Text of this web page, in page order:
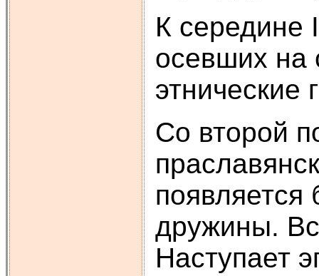
К середине
осевших на
этнические
Со второй
дружины.
Наступает